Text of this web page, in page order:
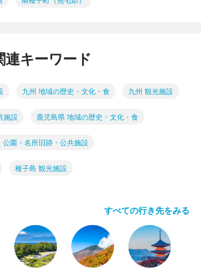
連キーワード
九州 地域の歴史・文化・食 九州 観光施設
施設 鹿児島県 地域の歴史・文化・食
公園・名所旧跡・公共施設
種子島 観光施設
すべての行き先をみる